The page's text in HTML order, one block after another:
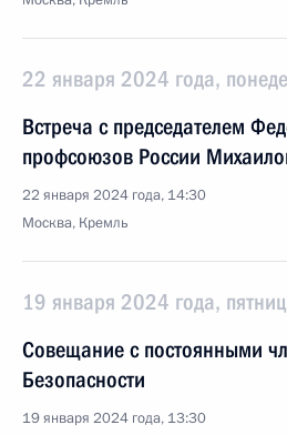
22 января 2024 года,
Встреча с председателем
профсоюзов России
22 января 2024 года, 14:30
Москва, Кремль
19 января 2024 года,
Совещание с постоянными
Безопасности
19 января 2024 года, 13:30